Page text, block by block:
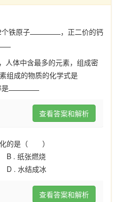
个铁原子
，正二价的钙
人体中含最多的元素，组成密
组成的物质的化学式是
查看答案和解析
化的是（ ）
B . 纸张燃烧
D . 水结成冰
查看答案和解析